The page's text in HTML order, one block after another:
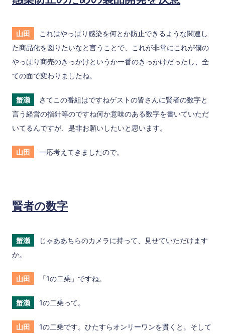
山田
これはやっぱり感染を何とか防止できるような関連し
た商品化を図りたいなと言うことで、これが非常にこれが僕の
やっぱり商売のきっかけというか一番のきっかけだったし、全
ての面で変わりましたね。
蟹瀬
さてこの番組はですねゲストの皆さんに賢者の数字と
言う経営の指針等のですね何か意味のある数字を書いていただ
いてるんですが、是非お願いしたいと思います。
山田 一応考えてきましたので。
賢者の数字
蟹瀬
じゃああちらのカメラに持って、見せていただけます
か。
山田 「1の二乗」ですね。
蟹瀬 1の二乗って。
山田
1の二乗です。ひたすらオンリーワンを貫くと。そして